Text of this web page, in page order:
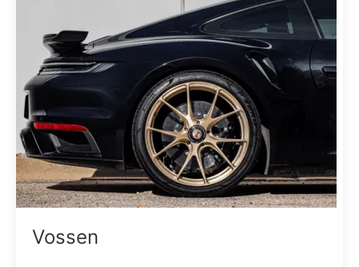
Vossen